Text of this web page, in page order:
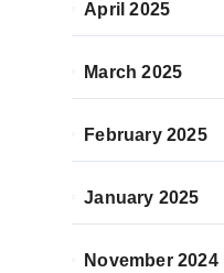
April 2025
March 2025
February 2025
January 2025
November 2024